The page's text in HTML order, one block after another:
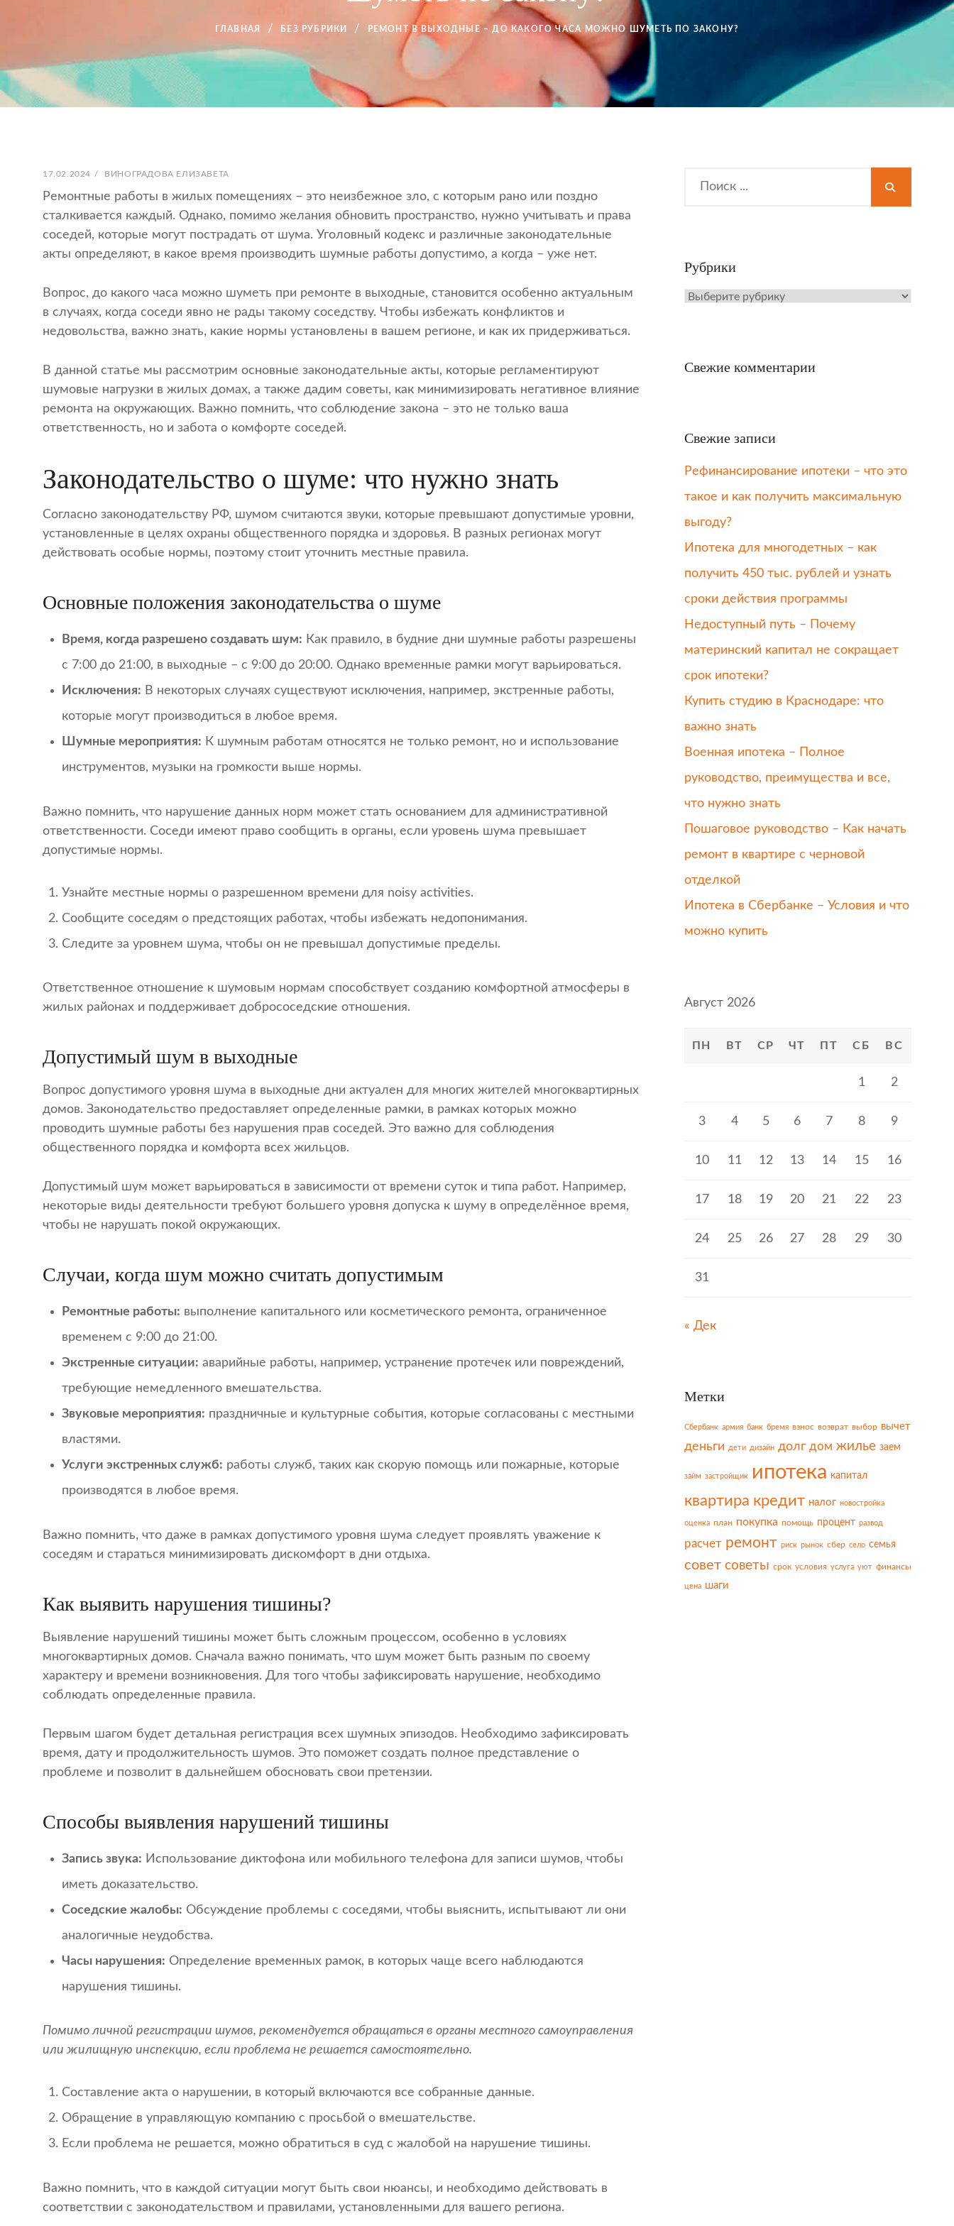
ГЛАВНАЯ БЕЗ РУБРИКИ РЕМОНТ В ВЫХОДНЫЕ – ДО КАКОГО ЧАСА МОЖНО ШУМЕТЬ ПО ЗАКОНУ?
ОПУБЛИКОВАНО
17.02.2024 / АВТОР:
ВИНОГРАДОВА ЕЛИЗАВЕТА
Ремонтные работы в жилых помещениях – это неизбежное зло, с которым рано или поздно
сталкивается каждый. Однако, помимо желания обновить пространство, нужно учитывать и права
соседей, которые могут пострадать от шума. Уголовный кодекс и различные законодательные
акты определяют, в какое время производить шумные работы допустимо, а когда – уже нет.
Вопрос, до какого часа можно шуметь при ремонте в выходные, становится особенно актуальным
в случаях, когда соседи явно не рады такому соседству. Чтобы избежать конфликтов и
недовольства, важно знать, какие нормы установлены в вашем регионе, и как их придерживаться.
В данной статье мы рассмотрим основные законодательные акты, которые регламентируют
шумовые нагрузки в жилых домах, а также дадим советы, как минимизировать негативное влияние
ремонта на окружающих. Важно помнить, что соблюдение закона – это не только ваша
ответственность, но и забота о комфорте соседей.
Законодательство о шуме: что нужно знать
Согласно законодательству РФ, шумом считаются звуки, которые превышают допустимые уровни,
установленные в целях охраны общественного порядка и здоровья. В разных регионах могут
действовать особые нормы, поэтому стоит уточнить местные правила.
Основные положения законодательства о шуме
Время, когда разрешено создавать шум: Как правило, в будние дни шумные работы разрешены
с 7:00 до 21:00, в выходные – с 9:00 до 20:00. Однако временные рамки могут варьироваться.
Исключения: В некоторых случаях существуют исключения, например, экстренные работы,
которые могут производиться в любое время.
Шумные мероприятия: К шумным работам относятся не только ремонт, но и использование
инструментов, музыки на громкости выше нормы.
Важно помнить, что нарушение данных норм может стать основанием для административной
ответственности. Соседи имеют право сообщить в органы, если уровень шума превышает
допустимые нормы.
Узнайте местные нормы о разрешенном времени для noisy activities.
Сообщите соседям о предстоящих работах, чтобы избежать недопонимания.
Следите за уровнем шума, чтобы он не превышал допустимые пределы.
Ответственное отношение к шумовым нормам способствует созданию комфортной атмосферы в
жилых районах и поддерживает добрососедские отношения.
Допустимый шум в выходные
Вопрос допустимого уровня шума в выходные дни актуален для многих жителей многоквартирных
домов. Законодательство предоставляет определенные рамки, в рамках которых можно
проводить шумные работы без нарушения прав соседей. Это важно для соблюдения
общественного порядка и комфорта всех жильцов.
Допустимый шум может варьироваться в зависимости от времени суток и типа работ. Например,
некоторые виды деятельности требуют большего уровня допуска к шуму в определённое время,
чтобы не нарушать покой окружающих.
Случаи, когда шум можно считать допустимым
Ремонтные работы: выполнение капитального или косметического ремонта, ограниченное
временем с 9:00 до 21:00.
Экстренные ситуации: аварийные работы, например, устранение протечек или повреждений,
требующие немедленного вмешательства.
Звуковые мероприятия: праздничные и культурные события, которые согласованы с местными
властями.
Услуги экстренных служб: работы служб, таких как скорую помощь или пожарные, которые
производятся в любое время.
Важно помнить, что даже в рамках допустимого уровня шума следует проявлять уважение к
соседям и стараться минимизировать дискомфорт в дни отдыха.
Как выявить нарушения тишины?
Выявление нарушений тишины может быть сложным процессом, особенно в условиях
многоквартирных домов. Сначала важно понимать, что шум может быть разным по своему
характеру и времени возникновения. Для того чтобы зафиксировать нарушение, необходимо
соблюдать определенные правила.
Первым шагом будет детальная регистрация всех шумных эпизодов. Необходимо зафиксировать
время, дату и продолжительность шумов. Это поможет создать полное представление о
проблеме и позволит в дальнейшем обосновать свои претензии.
Способы выявления нарушений тишины
Запись звука: Использование диктофона или мобильного телефона для записи шумов, чтобы
иметь доказательство.
Соседские жалобы: Обсуждение проблемы с соседями, чтобы выяснить, испытывают ли они
аналогичные неудобства.
Часы нарушения: Определение временных рамок, в которых чаще всего наблюдаются
нарушения тишины.
Помимо личной регистрации шумов, рекомендуется обращаться в органы местного самоуправления
или жилищную инспекцию, если проблема не решается самостоятельно.
Составление акта о нарушении, в который включаются все собранные данные.
Обращение в управляющую компанию с просьбой о вмешательстве.
Если проблема не решается, можно обратиться в суд с жалобой на нарушение тишины.
Важно помнить, что в каждой ситуации могут быть свои нюансы, и необходимо действовать в
соответствии с законодательством и правилами, установленными для вашего региона.
for:
Рубрики
Рубрики
Свежие комментарии
Свежие записи
Рефинансирование ипотеки – что это
такое и как получить максимальную
выгоду?
Ипотека для многодетных – как
получить 450 тыс. рублей и узнать
сроки действия программы
Недоступный путь – Почему
материнский капитал не сокращает
срок ипотеки?
Купить студию в Краснодаре: что
важно знать
Военная ипотека – Полное
руководство, преимущества и все,
что нужно знать
Пошаговое руководство – Как начать
ремонт в квартире с черновой
отделкой
Ипотека в Сбербанке – Условия и что
можно купить
Август 2026
ПН ВТ СР ЧТ ПТ СБ ВС
1 2
3 4 5 6 7 8 9
10 11 12 13 14 15 16
17 18 19 20 21 22 23
24 25 26 27 28 29 30
31
« Дек
Метки
Сбербанк армия банк бремя взнос возврат выбор вычет
деньги дети дизайн долг дом жилье заем
займ застройщик ипотека капитал
квартира кредит налог новостройка
оценка план покупка помощь процент развод
расчет ремонт риск рынок сбер село семья
совет советы срок условия услуга уют финансы
цена шаги